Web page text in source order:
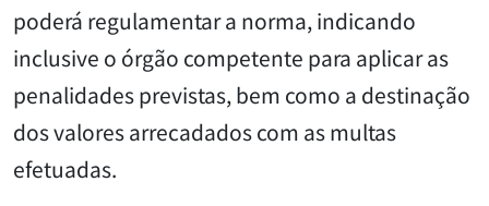
poderá regulamentar a norma, indicando
inclusive o órgão competente para aplicar as
penalidades previstas, bem como a destinação
dos valores arrecadados com as multas
efetuadas.